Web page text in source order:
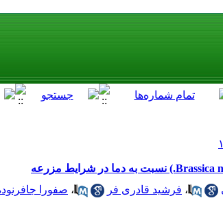
، فرشید قادری فر ، صفورا